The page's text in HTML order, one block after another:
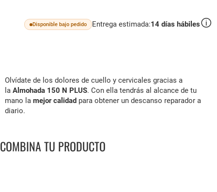
Disponible bajo pedido Entrega estimada:14 días hábiles
Olvídate de los dolores de cuello y cervicales gracias a
la Almohada 150 N PLUS. Con ella tendrás al alcance de tu
mano la mejor calidad para obtener un descanso reparador a
diario.
COMBINA TU PRODUCTO